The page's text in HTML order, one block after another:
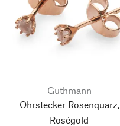
Guthmann
Ohrstecker Rosenquarz,
Roségold